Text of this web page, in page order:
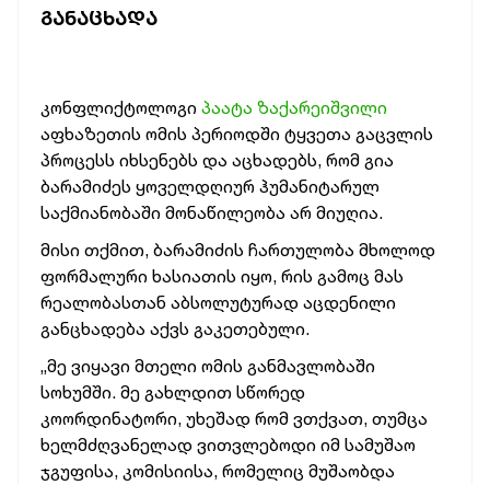
ᲒᲐᲜᲐᲪᲮᲐᲓᲐ
კონფლიქტოლოგი პაატა ზაქარეიშვილი
აფხაზეთის ომის პერიოდში ტყვეთა გაცვლის
პროცესს იხსენებს და აცხადებს, რომ გია
ბარამიძეს ყოველდღიურ ჰუმანიტარულ
საქმიანობაში მონაწილეობა არ მიუღია.
მისი თქმით, ბარამიძის ჩართულობა მხოლოდ
ფორმალური ხასიათის იყო, რის გამოც მას
რეალობასთან აბსოლუტურად აცდენილი
განცხადება აქვს გაკეთებული.
„მე ვიყავი მთელი ომის განმავლობაში
სოხუმში. მე გახლდით სწორედ
კოორდინატორი, უხეშად რომ ვთქვათ, თუმცა
ხელმძღვანელად ვითვლებოდი იმ სამუშაო
ჯგუფისა, კომისიისა, რომელიც მუშაობდა